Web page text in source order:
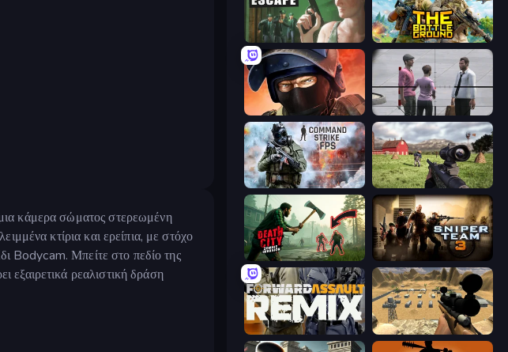
κάμερα σώματος στερεωμένη
κτίρια και ερείπια, με στόχο
Bodycam. Μπείτε στο πεδίο της
εξαιρετικά ρεαλιστική δράση
Prison Escape The Battleground
Bullet Force
Command Strike FPS Dead Zed
Death City Zombie Invasion Sniper Team 3
Forward Assault Remix Ghost Sniper